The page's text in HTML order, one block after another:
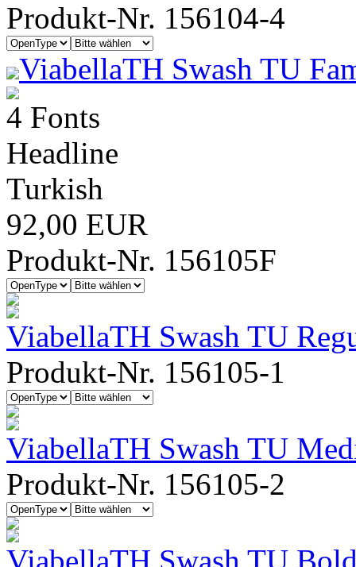
Produkt-Nr. 156104-4
ViabellaTH Swash TU
4 Fonts
Headline
Turkish
92,00 EUR
Produkt-Nr. 156105F
ViabellaTH Swash TU
Produkt-Nr. 156105-1
ViabellaTH Swash TU
Produkt-Nr. 156105-2